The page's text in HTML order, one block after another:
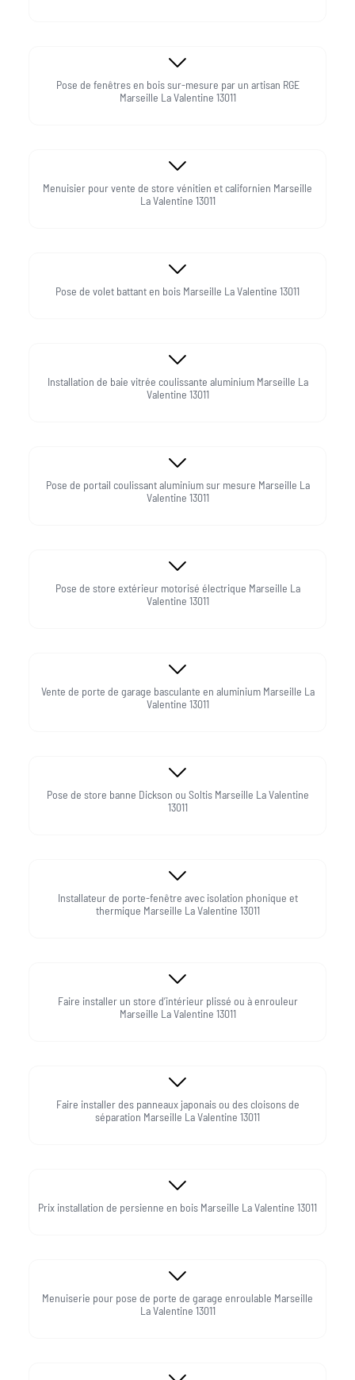
Pose de fenêtres en bois sur-mesure par un artisan RGE
Marseille La Valentine 13011
Menuisier pour vente de store vénitien et californien Marseille
La Valentine 13011
Pose de volet battant en bois Marseille La Valentine 13011
Installation de baie vitrée coulissante aluminium Marseille La
Valentine 13011
Pose de portail coulissant aluminium sur mesure Marseille La
Valentine 13011
Pose de store extérieur motorisé électrique Marseille La
Valentine 13011
Vente de porte de garage basculante en aluminium Marseille La
Valentine 13011
Pose de store banne Dickson ou Soltis Marseille La Valentine
13011
Installateur de porte-fenêtre avec isolation phonique et
thermique Marseille La Valentine 13011
Faire installer un store d’intérieur plissé ou à enrouleur
Marseille La Valentine 13011
Faire installer des panneaux japonais ou des cloisons de
séparation Marseille La Valentine 13011
Prix installation de persienne en bois Marseille La Valentine 13011
Menuiserie pour pose de porte de garage enroulable Marseille
La Valentine 13011